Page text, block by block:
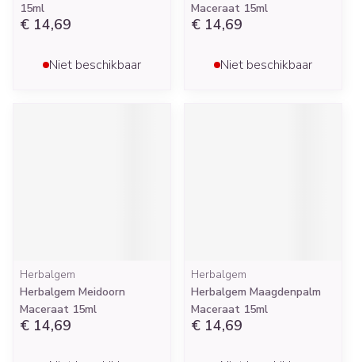
15ml
€ 14,69
Niet beschikbaar
Maceraat 15ml
€ 14,69
Niet beschikbaar
Herbalgem
Herbalgem Meidoorn
Maceraat 15ml
€ 14,69
Herbalgem
Herbalgem Maagdenpalm
Maceraat 15ml
€ 14,69